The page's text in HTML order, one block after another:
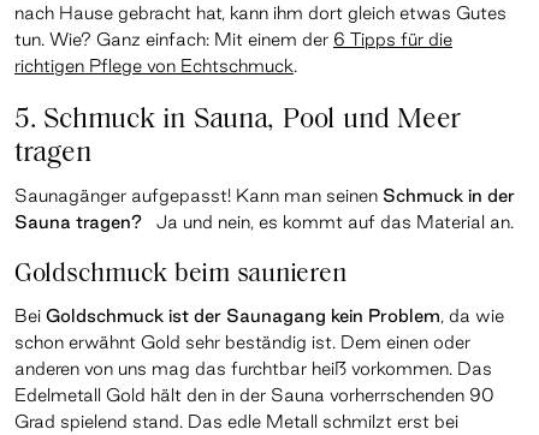
nach Hause gebracht hat, kann ihm dort gleich etwas Gutes
tun. Wie? Ganz einfach: Mit einem der 6 Tipps für die
richtigen Pflege von Echtschmuck.
5. Schmuck in Sauna, Pool und Meer
tragen
Saunagänger aufgepasst! Kann man seinen Schmuck in der
Sauna tragen? Ja und nein, es kommt auf das Material an.
Goldschmuck beim saunieren
Bei Goldschmuck ist der Saunagang kein Problem, da wie
schon erwähnt Gold sehr beständig ist. Dem einen oder
anderen von uns mag das furchtbar heiß vorkommen. Das
Edelmetall Gold hält den in der Sauna vorherrschenden 90
Grad spielend stand. Das edle Metall schmilzt erst bei